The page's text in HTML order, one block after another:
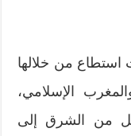
استطاع من خلالها
الإسلامي،
من الشرق إلى